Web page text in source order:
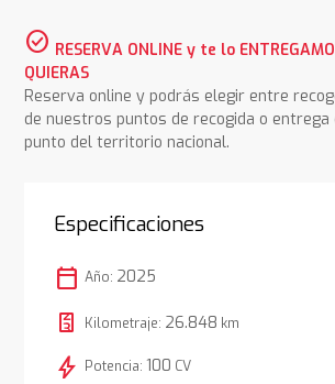
check_circle RESERVA ONLINE y te lo
QUIERAS
Reserva online y podrás elegir entre
de nuestros puntos de recogida o entrega
punto del territorio nacional.
Especificaciones
calendar_today Año: 2025
Kilometraje: 26.848 km
bolt Potencia: 100 CV